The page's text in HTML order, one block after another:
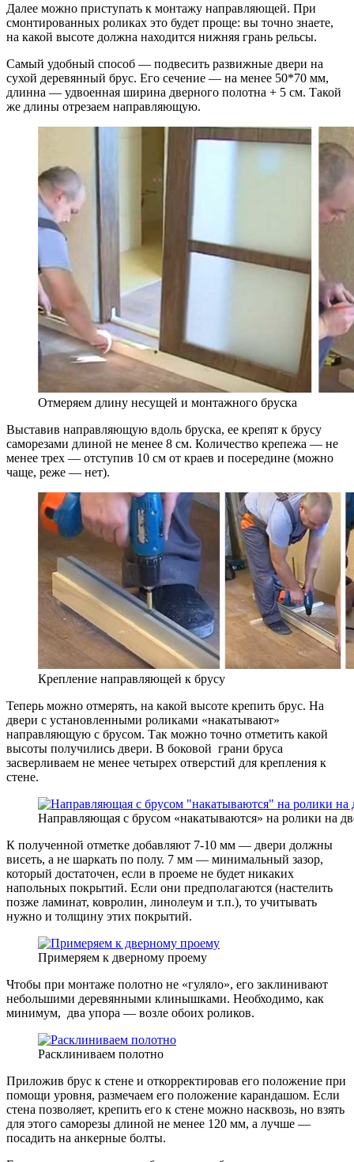
Далее можно приступать к монтажу направляющей. При
смонтированных роликах это будет проще: вы точно знаете,
на какой высоте должна находится нижняя грань рельсы.
Самый удобный способ — подвесить развижные двери на
сухой деревянный брус. Его сечение — на менее 50*70 мм,
длинна — удвоенная ширина дверного полотна + 5 см. Такой
же длины отрезаем направляющую.
Отмеряем длину несущей и монтажного бруска
Выставив направляющую вдоль бруска, ее крепят к брусу
саморезами длиной не менее 8 см. Количество крепежа — не
менее трех — отступив 10 см от краев и посередине (можно
чаще, реже — нет).
Крепление направляющей к брусу
Теперь можно отмерять, на какой высоте крепить брус. На
двери с установленными роликами «накатывают»
направляющую с брусом. Так можно точно отметить какой
высоты получились двери. В боковой грани бруса
засверливаем не менее четырех отверстий для крепления к
стене.
Направляющая с брусом «накатываются» на ролики на
К полученной отметке добавляют 7-10 мм — двери должны
висеть, а не шаркать по полу. 7 мм — минимальный зазор,
который достаточен, если в проеме не будет никаких
напольных покрытий. Если они предполагаются (настелить
позже ламинат, ковролин, линолеум и т.п.), то учитывать
нужно и толщину этих покрытий.
Примеряем к дверному проему
Чтобы при монтаже полотно не «гуляло», его заклинивают
небольшими деревянными клинышками. Необходимо, как
минимум, два упора — возле обоих роликов.
Расклиниваем полотно
Приложив брус к стене и откорректировав его положение при
помощи уровня, размечаем его положение карандашом. Если
стена позволяет, крепить его к стене можно насквозь, но взять
для этого саморезы длиной не менее 120 мм, а лучше —
посадить на анкерные болты.